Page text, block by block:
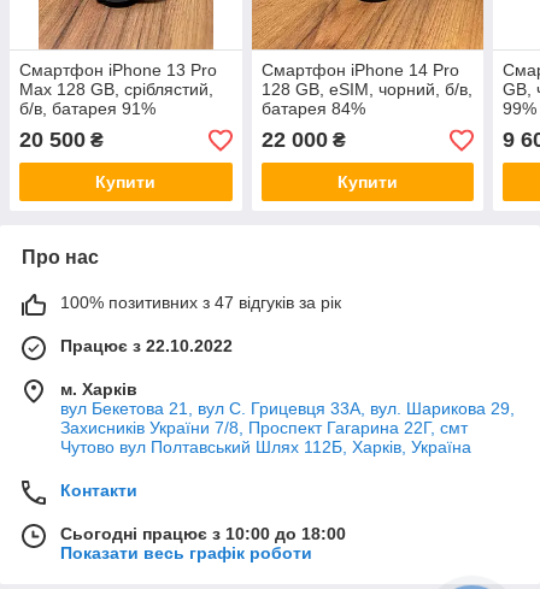
Смартфон iPhone 13 Pro
Max 128 GB, сріблястий,
б/в, батарея 91%
20 500 ₴
Купити
Смартфон iPhone 14 Pro
128 GB, eSIM, чорний, б/в,
батарея 84%
22 000₴
Купити
GB,
99%
9
Про нас
100% позитивних з 47 відгуків за рік
Працює з 22.10.2022
м. Харків
вул Бекетова 21, вул С. Грицевця 33А, вул. Шарикова 29,
Захисників України 7/8, Проспект Гагарина 22Г, смт
Чутово вул Полтавський Шлях 112Б, Харків, Україна
Контакти
Сьогодні працює з 10:00 до 18:00
Показати весь графік роботи